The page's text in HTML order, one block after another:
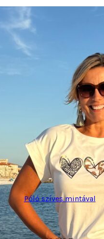
Póló szíves mintával